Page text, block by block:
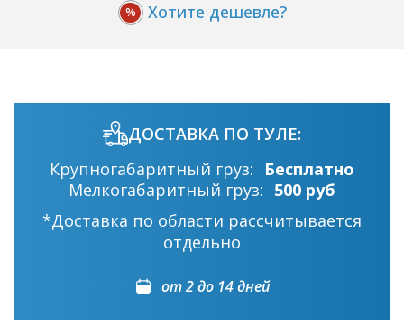
% Хотите дешевле?
ДОСТАВКА ПО ТУЛЕ:
Крупногабаритный груз:
Бесплатно
Мелкогабаритный груз: 500 руб
*Доставка по области рассчитывается
отдельно
от 2 до 14 дней